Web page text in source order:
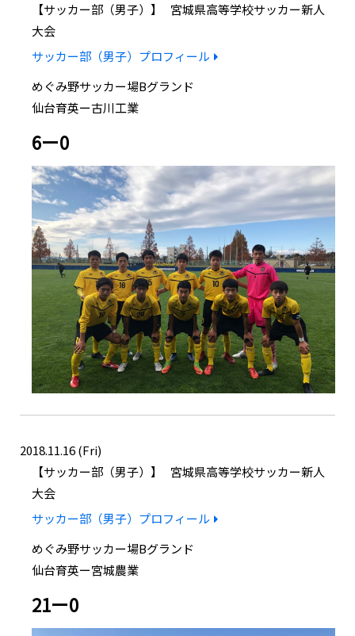
サッカー部（男子）
宮城県高等学校サッカー新人
大会
サッカー部（男子）プロフィール
めぐみ野サッカー場Bグランド
仙台育英ー古川工業
6ー0
2018.11.16 (Fri)
サッカー部（男子）
宮城県高等学校サッカー新人
大会
サッカー部（男子）プロフィール
めぐみ野サッカー場Bグランド
仙台育英ー宮城農業
21ー0